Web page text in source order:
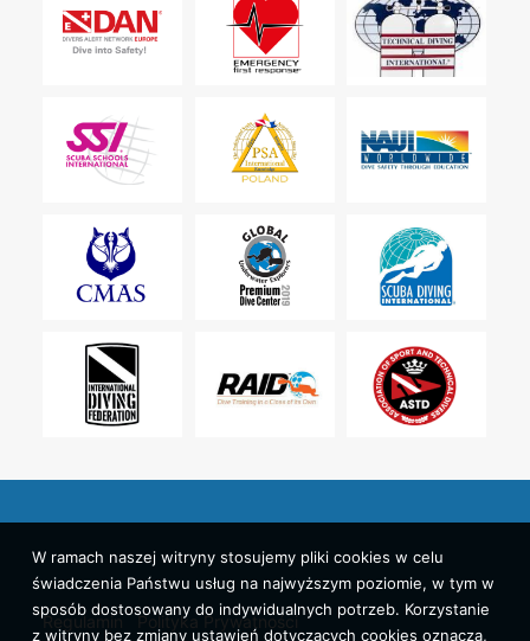
Regulamin Polityka Prywatności
W ramach naszej witryny stosujemy pliki cookies w celu
świadczenia Państwu usług na najwyższym poziomie, w tym w
sposób dostosowany do indywidualnych potrzeb. Korzystanie
z witryny bez zmiany ustawień dotyczących cookies oznacza,